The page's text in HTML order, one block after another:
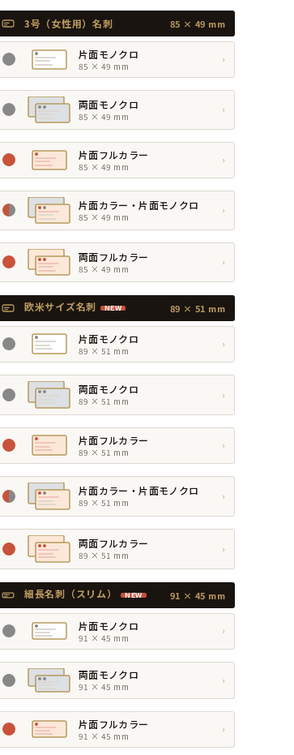
3号（女性用）名刺 85 × 49 mm
片面モノクロ
85 × 49 mm
›
両面モノクロ
85 × 49 mm
›
片面フルカラー
85 × 49 mm
›
片面カラー・片面モノクロ
85 × 49 mm
›
両面フルカラー
85 × 49 mm
›
欧米サイズ名刺 NEW 89 × 51 mm
片面モノクロ
89 × 51 mm
›
両面モノクロ
89 × 51 mm
›
片面フルカラー
89 × 51 mm
›
片面カラー・片面モノクロ
89 × 51 mm
›
両面フルカラー
89 × 51 mm
›
細長名刺（スリム） NEW 91 × 45 mm
片面モノクロ
91 × 45 mm
›
両面モノクロ
91 × 45 mm
›
片面フルカラー
91 × 45 mm
›